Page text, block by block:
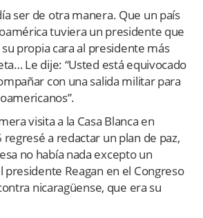
ser de otra manera. Que un país
tuviera un presidente que
propia cara al presidente más
Le dije: “Usted está equivocado
con una salida militar para
visita a la Casa Blanca en
a redactar un plan de paz,
no había nada excepto un
Reagan en el Congreso
nicaragüense, que era su